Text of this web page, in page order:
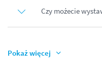
Czy możecie
Pokaż więcej